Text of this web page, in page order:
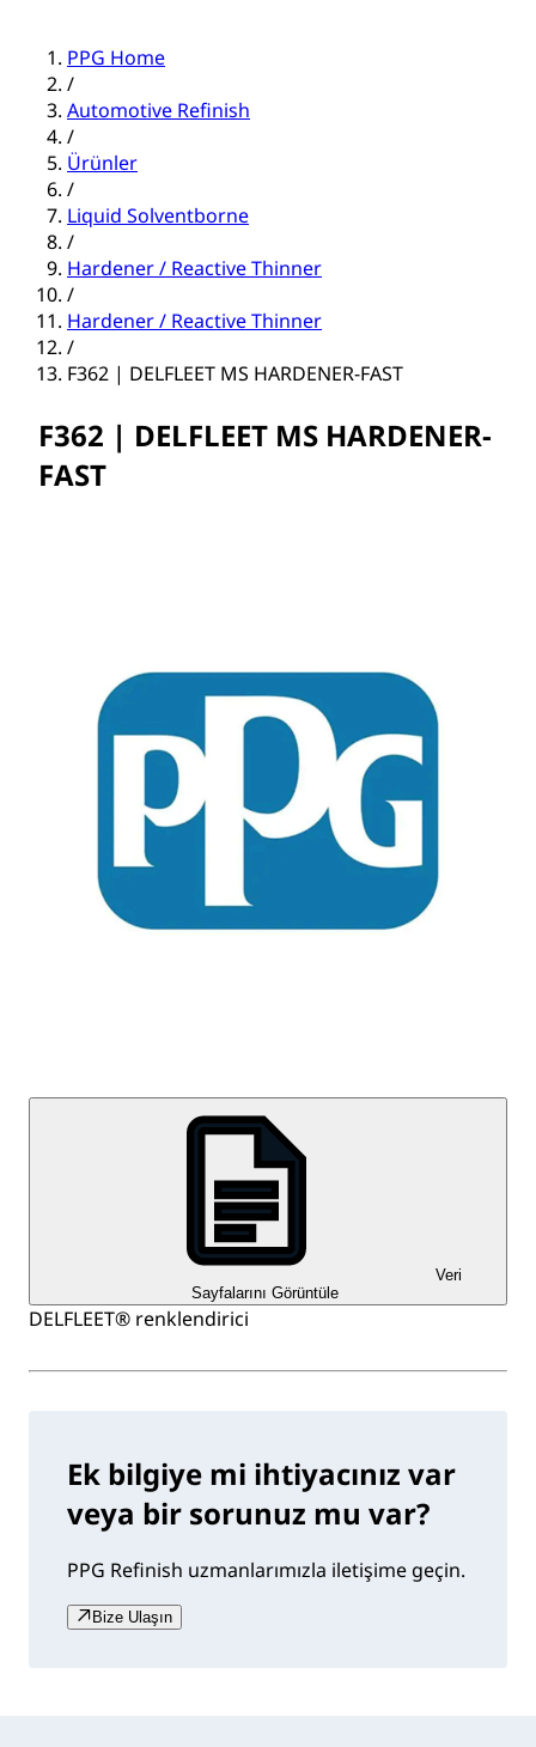
PPG Home
/
Automotive Refinish
/
Ürünler
/
Liquid Solventborne
/
Hardener / Reactive Thinner
/
Hardener / Reactive Thinner
/
F362 | DELFLEET MS HARDENER-FAST
F362 | DELFLEET MS HARDENER-
FAST
Veri
Sayfalarını Görüntüle
DELFLEET® renklendirici
Ek bilgiye mi ihtiyacınız var
veya bir sorunuz mu var?
PPG Refinish uzmanlarımızla iletişime geçin.
Bize Ulaşın